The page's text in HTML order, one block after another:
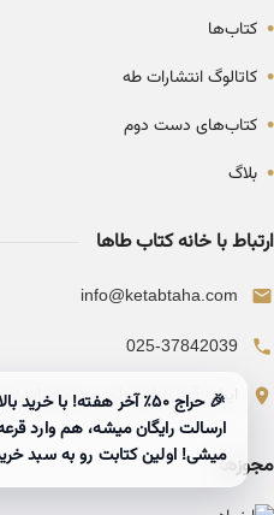
• کتاب‌ها
• کاتالوگ انتشارات طه
• کتاب‌های دست دوم
• بلاگ
ارتباط با خانه کتاب طاها
info@ketabtaha.com
025-37842039
ایران، قم، بلوار معلم، مجتمع
مجوزهامیشی! اولین کتابت رو به سبد